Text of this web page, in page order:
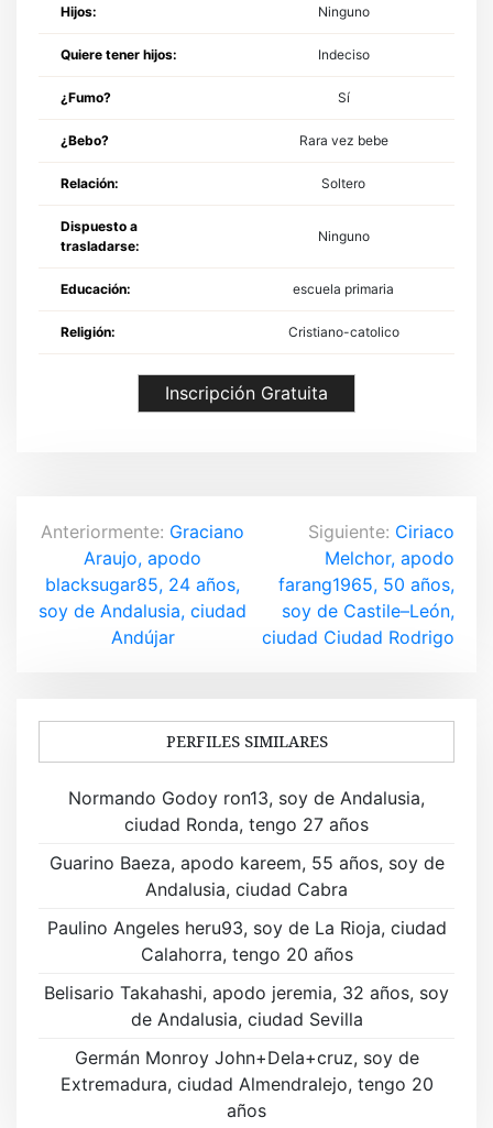
Hijos: Ninguno
Quiere tener hijos: Indeciso
¿Fumo? Sí
¿Bebo? Rara vez bebe
Relación: Soltero
Dispuesto a
trasladarse:
Ninguno
Educación: escuela primaria
Religión: Cristiano-catolico
Inscripción Gratuita
N
a
v
ó
n
e
Anteriormente: Graciano
Araujo, apodo
blacksugar85, 24 años,
soy de Andalusia, ciudad
Andújar
Siguiente: Ciriaco
Melchor, apodo
farang1965, 50 años,
soy de Castile–León,
ciudad Ciudad Rodrigo
PERFILES SIMILARES
Normando Godoy ron13, soy de Andalusia,
ciudad Ronda, tengo 27 años
Guarino Baeza, apodo kareem, 55 años, soy de
Andalusia, ciudad Cabra
Paulino Angeles heru93, soy de La Rioja, ciudad
Calahorra, tengo 20 años
Belisario Takahashi, apodo jeremia, 32 años, soy
de Andalusia, ciudad Sevilla
Germán Monroy John+Dela+cruz, soy de
Extremadura, ciudad Almendralejo, tengo 20
años